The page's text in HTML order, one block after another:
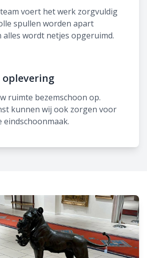
voert het werk zorgvuldig
spullen worden apart
alles wordt netjes opgeruimd.
oplevering
ruimte bezemschoon op.
kunnen wij ook zorgen voor
eindschoonmaak.